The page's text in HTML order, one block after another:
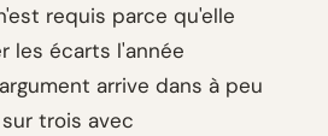
requis parce qu'elle
les écarts l'année
arrive dans à peu
trois avec